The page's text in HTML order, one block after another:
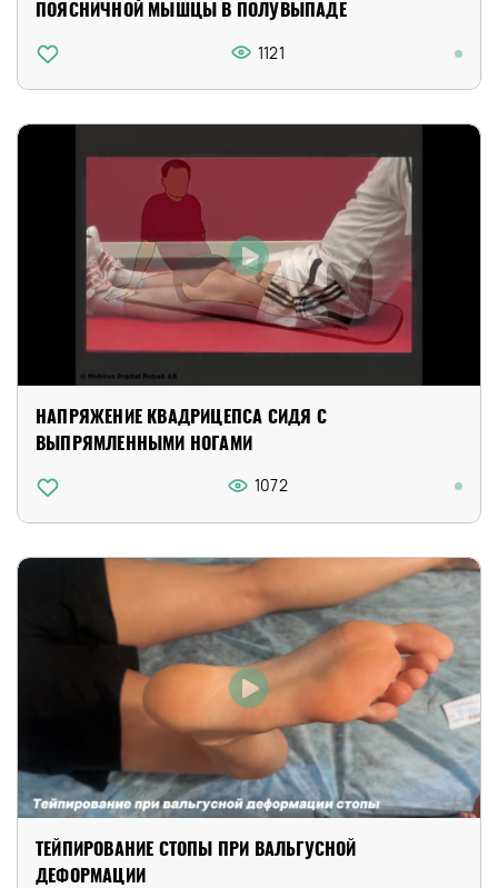
ПОЯСНИЧНОЙ МЫШЦЫ В ПОЛУВЫПАДЕ
1121
НАПРЯЖЕНИЕ КВАДРИЦЕПСА СИДЯ С
ВЫПРЯМЛЕННЫМИ НОГАМИ
1072
ТЕЙПИРОВАНИЕ СТОПЫ ПРИ ВАЛЬГУСНОЙ
ДЕФОРМАЦИИ